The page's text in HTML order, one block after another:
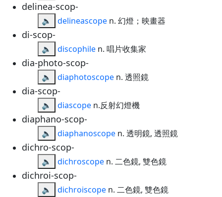
delinea-scop-
🔈 delineascope n. 幻燈；映畫器
di-scop-
🔈 discophile n. 唱片收集家
dia-photo-scop-
🔈 diaphotoscope n. 透照鏡
dia-scop-
🔈 diascope n.反射幻燈機
diaphano-scop-
🔈 diaphanoscope n. 透明鏡, 透照鏡
dichro-scop-
🔈 dichroscope n. 二色鏡, 雙色鏡
dichroi-scop-
🔈 dichroiscope n. 二色鏡, 雙色鏡